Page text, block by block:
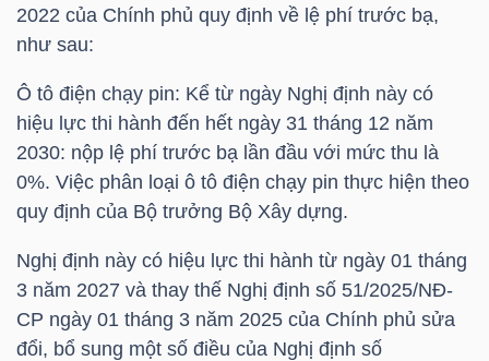
2022 của Chính phủ quy định về lệ phí trước bạ,
như sau:
Ô tô điện chạy pin: Kể từ ngày Nghị định này có
hiệu lực thi hành đến hết ngày 31 tháng 12 năm
2030: nộp lệ phí trước bạ lần đầu với mức thu là
0%. Việc phân loại ô tô điện chạy pin thực hiện theo
quy định của Bộ trưởng Bộ Xây dựng.
Nghị định này có hiệu lực thi hành từ ngày 01 tháng
3 năm 2027 và thay thế Nghị định số 51/2025/NĐ-
CP ngày 01 tháng 3 năm 2025 của Chính phủ sửa
đổi, bổ sung một số điều của Nghị định số
THẾ
GIỚI
ĐÔNG
DƯƠNG
TÀI
CHÍNH
CÁ